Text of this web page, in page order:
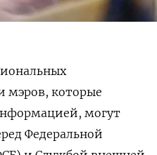
мэров, которые
могут
Федеральной